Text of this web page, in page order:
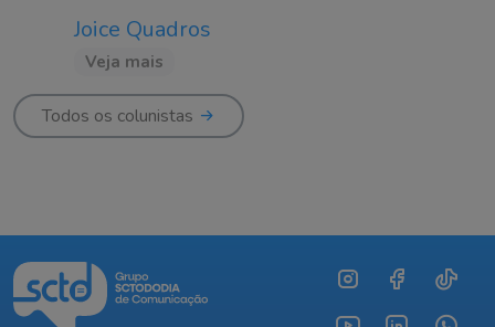
Joice Quadros
Veja mais
Todos os colunistas